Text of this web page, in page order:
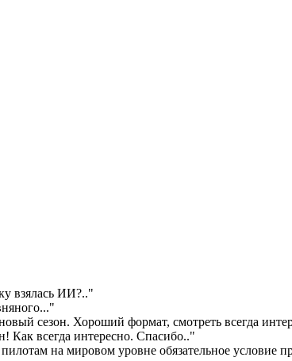
взялась ИИ?.."
.."
сезон. Хороший формат, смотреть всегда
Как всегда интересно. Спасибо.."
на мировом уровне обязательное условие